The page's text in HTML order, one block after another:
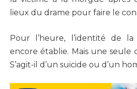
lieux du drame pour faire le
Pour l’heure, l’identité de la
encore établie. Mais une seule
S’agit-il d’un suicide ou d’un